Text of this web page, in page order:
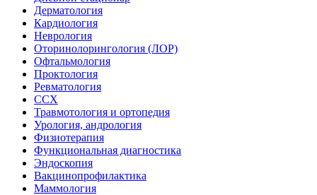
Дерматология
Кардиология
Неврология
Оторинолорингология (ЛОР)
Офтальмология
Проктология
Ревматология
ССХ
Травмотология и ортопедия
Урология, андрология
Физиотерапия
Функциональная диагностика
Эндоскопия
Вакцинопрофилактика
Маммология